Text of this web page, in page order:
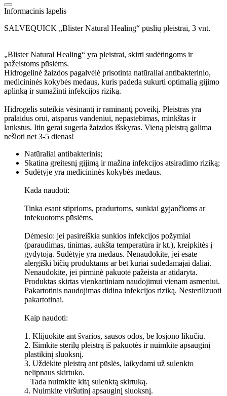
Informacinis lapelis
SALVEQUICK „Blister Natural Healing“ pūslių pleistrai, 3 vnt.
„Blister Natural Healing“ yra pleistrai, skirti sudėtingoms ir
pažeistoms pūslėms.
Hidrogelinė žaizdos pagalvėlė prisotinta natūraliai antibakterinio,
medicininės kokybės medaus, kuris padeda sukurti optimalią gijimo
aplinką ir sumažinti infekcijos riziką.
Hidrogelis suteikia vėsinantį ir raminantį poveikį. Pleistras yra
pralaidus orui, atsparus vandeniui, nepastebimas, minkštas ir
lankstus. Itin gerai sugeria žaizdos išskyras. Vieną pleistrą galima
nešioti net 3-5 dienas!
Natūraliai antibakterinis;
Skatina greitesnį gijimą ir mažina infekcijos atsiradimo riziką;
Sudėtyje yra medicininės kokybės medaus.
Kada naudoti:
Tinka esant stiprioms, pradurtoms, sunkiai gyjančioms ar
infekuotoms pūslėms.
Dėmesio: jei pasireiškia sunkios infekcijos požymiai
(paraudimas, tinimas, aukšta temperatūra ir kt.), kreipkitės į
gydytoją. Sudėtyje yra medaus. Nenaudokite, jei esate
alergiški bičių produktams ar bet kuriai sudedamajai daliai.
Nenaudokite, jei pirminė pakuotė pažeista ar atidaryta.
Produktas skirtas vienkartiniam naudojimui vienam asmeniui.
Pakartotinis naudojimas didina infekcijos riziką. Nesterilizuoti
pakartotinai.
Kaip naudoti:
1. Klijuokite ant švarios, sausos odos, be losjono likučių.
2. Išimkite sterilų pleistrą iš pakuotės ir nuimkite apsauginį
plastikinį sluoksnį.
3. Uždėkite pleistrą ant pūslės, laikydami už sulenkto
nelipnaus skirtuko.
Tada nuimkite kitą sulenktą skirtuką.
4. Nuimkite viršutinį apsauginį sluoksnį.